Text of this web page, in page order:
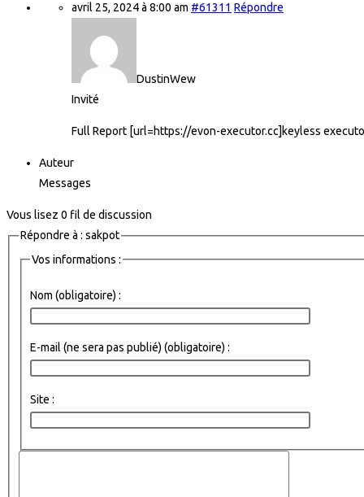
avril 25, 2024 à 8:00 am #61311 Répondre
DustinWew
Invité
Full Report [url=https://evon-executor.cc]keyless
Auteur
Messages
Vous lisez 0 fil de discussion
Répondre à : sakpot
Vos informations :
Nom (obligatoire) :
E-mail (ne sera pas publié) (obligatoire) :
Site :